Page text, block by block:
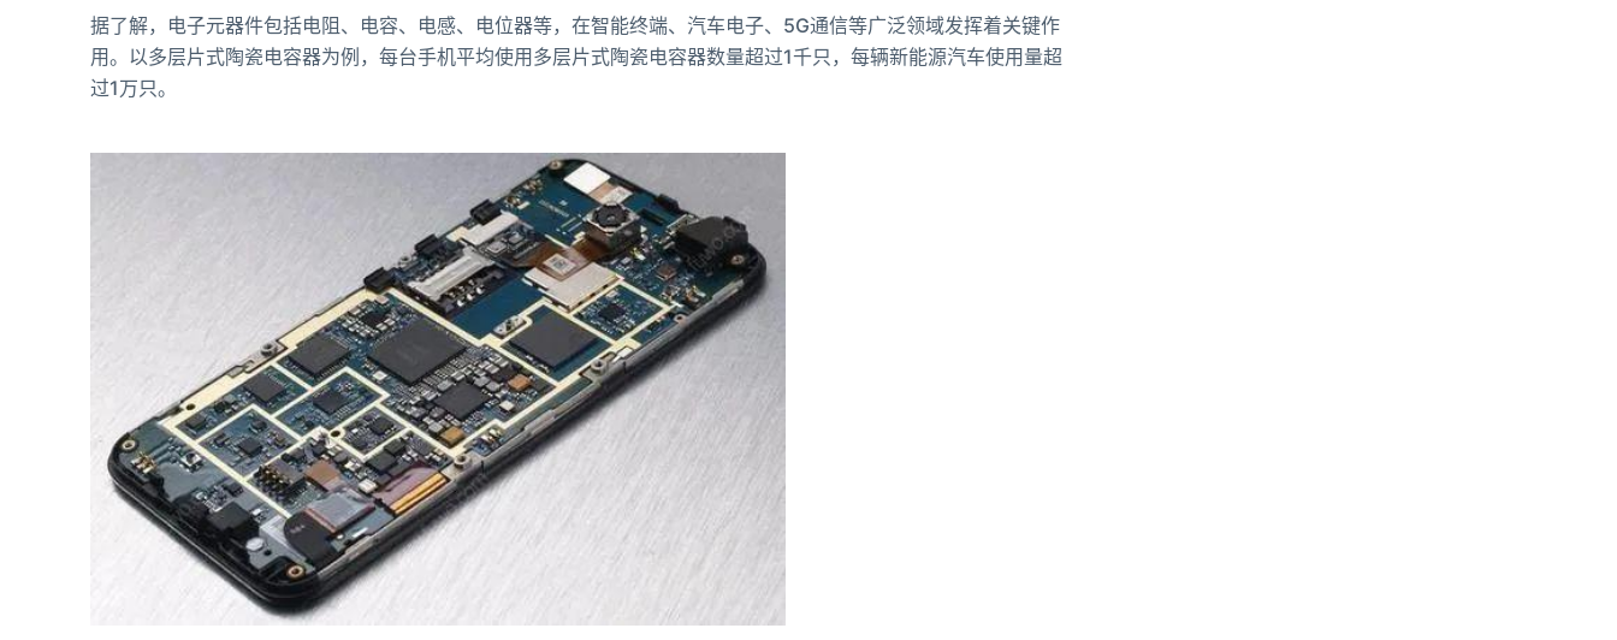
据了解，电子元器件包括电阻、电容、电感、电位器等，在智能终端、汽车电子、5G通信等广泛领域发挥着关键作
用。以多层片式陶瓷电容器为例，每台手机平均使用多层片式陶瓷电容器数量超过1千只，每辆新能源汽车使用量超
过1万只。